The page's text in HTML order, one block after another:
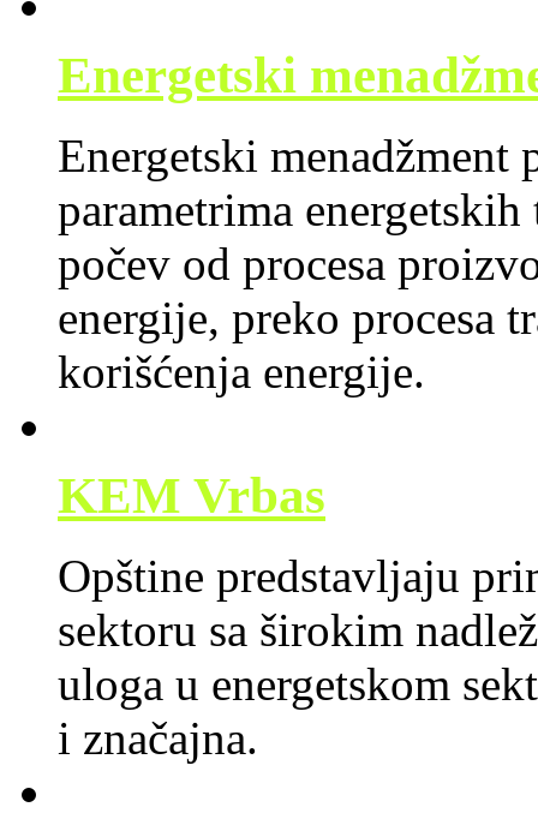
Energetski
Energetski menadžment
parametrima
počev od procesa
energije, preko procesa
korišćenja energije.
KEM Vrbas
Opštine predstavljaju
sektoru sa širokim
uloga u energetskom
i značajna.